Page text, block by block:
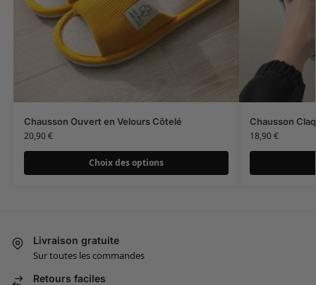
Chausson Ouvert en Velours Côtelé
20,90€
Choix des options
Chausson
18,90€
Livraison gratuite
Sur toutes les commandes
Retours faciles